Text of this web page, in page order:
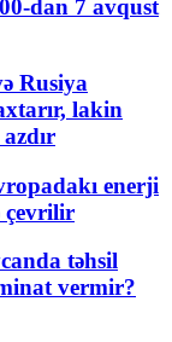
dan 7 avqust
Rusiya
lakin
enerji
çevrilir
təhsil
vermir?